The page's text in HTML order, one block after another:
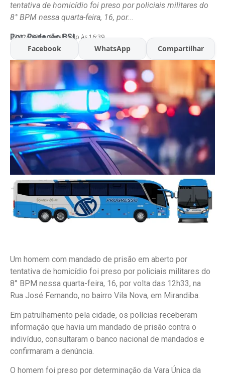
tentativa de homicídio foi preso por policiais militares do
8° BPM nessa quarta-feira, 16, por...
Por:Redação BSL
07/02/2026 Atualizado às 16:39
Facebook WhatsApp Compartilhar
Um homem com mandado de prisão em aberto por
tentativa de homicídio foi preso por policiais militares do
8° BPM nessa quarta-feira, 16, por volta das 12h33, na
Rua José Fernando, no bairro Vila Nova, em Mirandiba.
Em patrulhamento pela cidade, os polícias receberam
informação que havia um mandado de prisão contra o
indivíduo, consultaram o banco nacional de mandados e
confirmaram a denúncia.
O homem foi preso por determinação da Vara Única da